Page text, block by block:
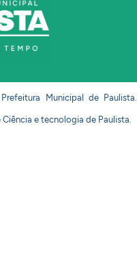
Municipal de Paulista.
e tecnologia de Paulista.